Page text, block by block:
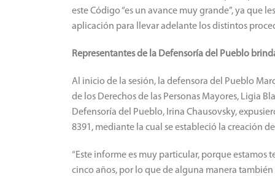
este Código “es un avance muy grande”, ya que
aplicación para llevar adelante los distintos
Representantes de la Defensoría del Pueblo
Al inicio de la sesión, la defensora del Pueblo
de los Derechos de las Personas Mayores, Ligia
Defensoría del Pueblo, Irina Chausovsky,
8391, mediante la cual se estableció la creación
“Este informe es muy particular, porque
cinco años, por lo que de alguna manera también